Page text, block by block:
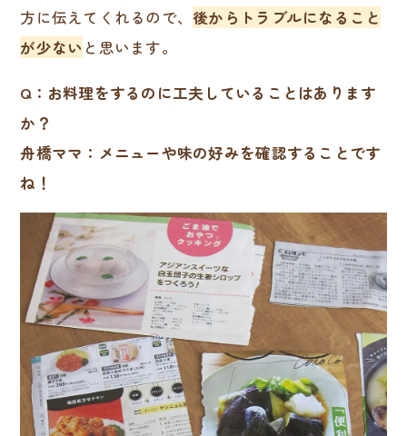
方に伝えてくれるので、後からトラブルになること
が少ない と思います。
Q：お料理をするのに工夫していることはあります
か？
舟橋ママ：メニューや味の好みを確認することです
ね！